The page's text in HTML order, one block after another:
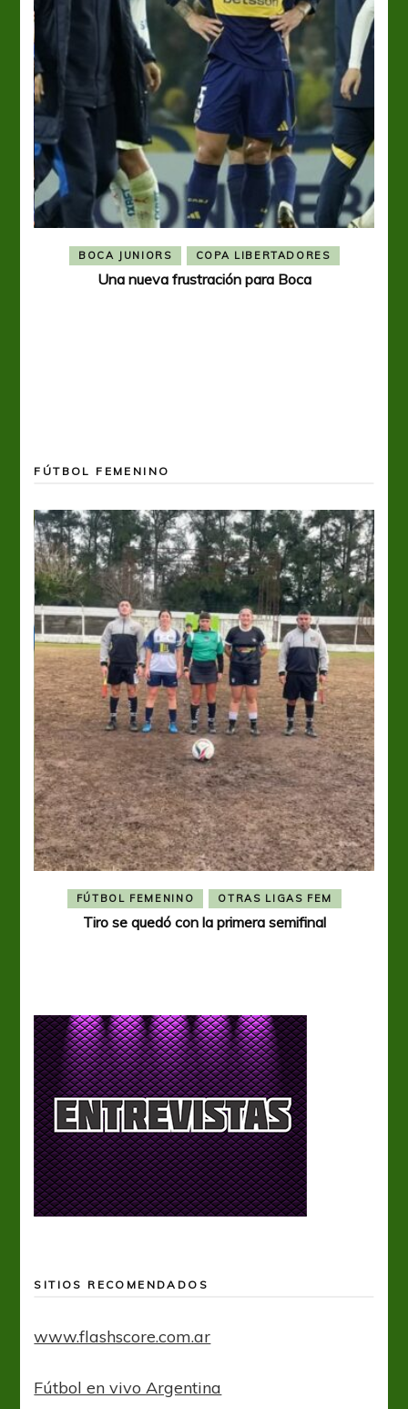
BOCA JUNIORS COPA LIBERTADORES
Una nueva frustración para Boca
FÚTBOL FEMENINO
FÚTBOL FEMENINO OTRAS LIGAS FEM
Tiro se quedó con la primera semifinal
SITIOS RECOMENDADOS
www.flashscore.com.ar
Fútbol en vivo Argentina